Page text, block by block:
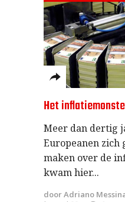
Het
Meer dan dertig
Europeanen zich
maken over de
kwam hier
door Adriano